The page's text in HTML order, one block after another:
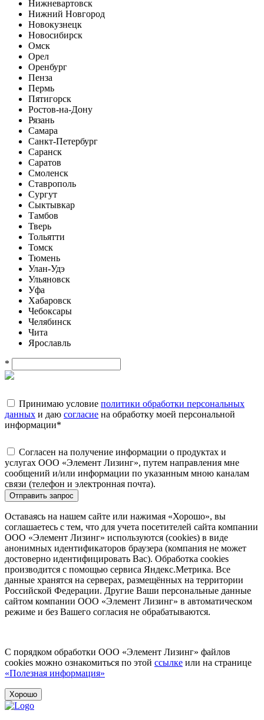
Нижневартовск
Нижний Новгород
Новокузнецк
Новосибирск
Омск
Орел
Оренбург
Пенза
Пермь
Пятигорск
Ростов-на-Дону
Рязань
Самара
Санкт-Петербург
Саранск
Саратов
Смоленск
Ставрополь
Сургут
Сыктывкар
Тамбов
Тверь
Тольятти
Томск
Тюмень
Улан-Удэ
Ульяновск
Уфа
Хабаровск
Чебоксары
Челябинск
Чита
Ярославль
*
Принимаю условие политики обработки персональных
данных и даю согласие на обработку моей персональной
информации*
Согласен на получение информации о продуктах и
услугах ООО «Элемент Лизинг», путем направления мне
сообщений и/или информации по указанным мною каналам
связи (телефон и электронная почта).
Отправить запрос
Оставаясь на нашем сайте или нажимая «Хорошо», вы
соглашаетесь с тем, что для учета посетителей сайта компании
ООО «Элемент Лизинг» используются (cookies) в виде
анонимных идентификаторов браузера (компания не может
достоверно идентифицировать Вас). Обработка cookies
производится с помощью сервиса Яндекс.Метрика. Все
данные хранятся на серверах, размещённых на территории
Российской Федерации. Другие Ваши персональные данные
сайтом компании ООО «Элемент Лизинг» в автоматическом
режиме и без Вашего согласия не обрабатываются.
С порядком обработки ООО «Элемент Лизинг» файлов
cookies можно ознакомиться по этой ссылке или на странице
«Полезная информация»
Хорошо